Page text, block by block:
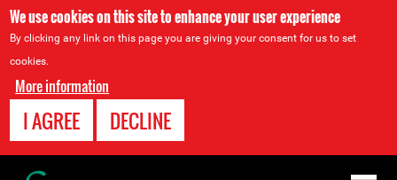
We use cookies on this site to enhance your user experience
By clicking any link on this page you are giving your consent for us to set
cookies.
More information
I AGREE DECLINE
Back